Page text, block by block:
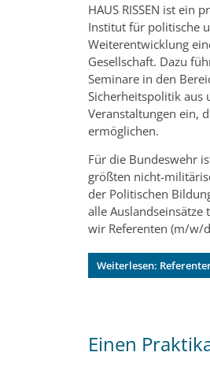
HAUS RISSEN ist ein
Institut für politische
Weiterentwicklung
Gesellschaft. Dazu
Seminare in den
Sicherheitspolitik aus
Veranstaltungen ein,
ermöglichen.
Für die Bundeswehr
größten nicht-
der Politischen
alle Auslandseinsätze
wir Referenten (m/w/
Weiterlesen:
Einen